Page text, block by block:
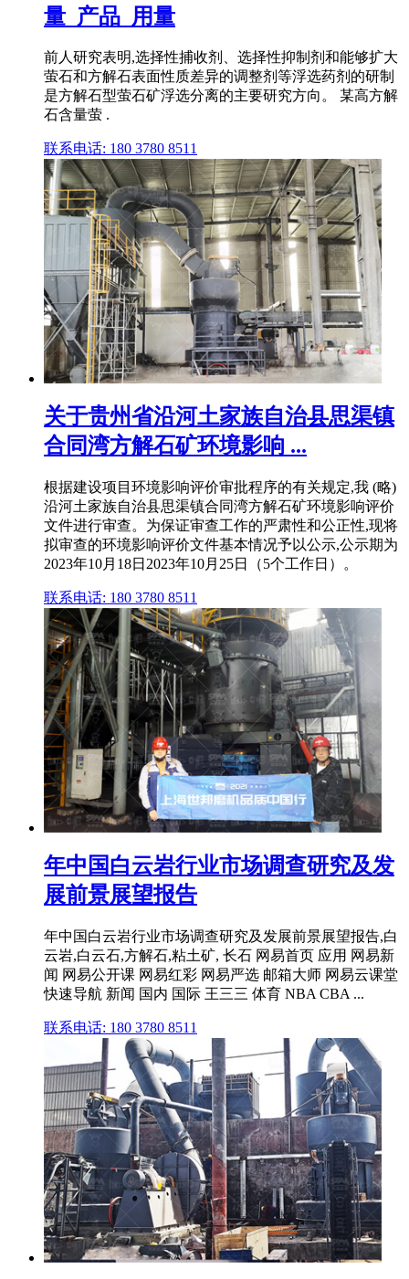
量_产品_用量
前人研究表明,选择性捕收剂、选择性抑制剂和能够扩大
萤石和方解石表面性质差异的调整剂等浮选药剂的研制
是方解石型萤石矿浮选分离的主要研究方向。 某高方解
石含量萤 .
联系电话: 180 3780 8511
关于贵州省沿河土家族自治县思渠镇
合同湾方解石矿环境影响 ...
根据建设项目环境影响评价审批程序的有关规定,我 (略)
沿河土家族自治县思渠镇合同湾方解石矿环境影响评价
文件进行审查。为保证审查工作的严肃性和公正性,现将
拟审查的环境影响评价文件基本情况予以公示,公示期为
2023年10月18日2023年10月25日（5个工作日）。
联系电话: 180 3780 8511
年中国白云岩行业市场调查研究及发
展前景展望报告
年中国白云岩行业市场调查研究及发展前景展望报告,白
云岩,白云石,方解石,粘土矿, 长石 网易首页 应用 网易新
闻 网易公开课 网易红彩 网易严选 邮箱大师 网易云课堂
快速导航 新闻 国内 国际 王三三 体育 NBA CBA ...
联系电话: 180 3780 8511